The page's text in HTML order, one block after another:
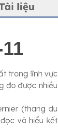
liệu
trong lĩnh vực
đo được nhiều
(thang du
và hiểu kết